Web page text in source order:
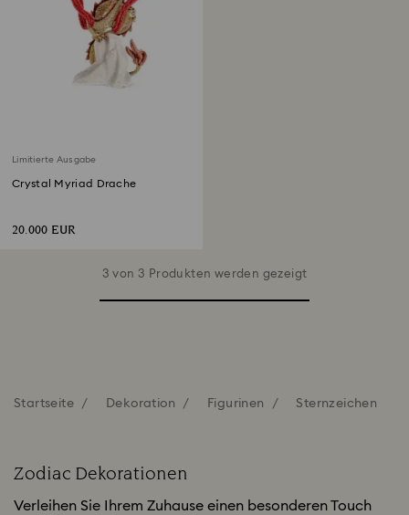
Limitierte Ausgabe
Crystal Myriad Drache
20.000 EUR
3 von 3 Produkten werden gezeigt
Startseite Dekoration Figurinen Sternzeichen
Zodiac Dekorationen
Verleihen Sie Ihrem Zuhause einen besonderen Touch